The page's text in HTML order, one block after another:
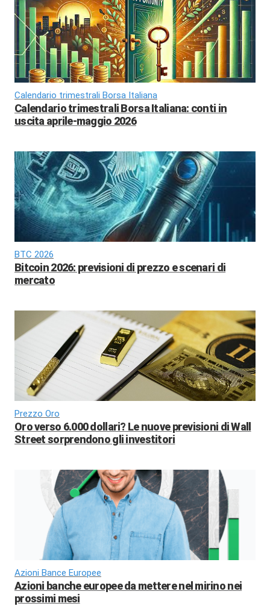
Calendario trimestrali Borsa Italiana
Calendario trimestrali Borsa Italiana: conti in
uscita aprile-maggio 2026
BTC 2026
Bitcoin 2026: previsioni di prezzo e scenari di
mercato
Prezzo Oro
Oro verso 6.000 dollari? Le nuove previsioni di Wall
Street sorprendono gli investitori
Azioni Bance Europee
Azioni banche europee da mettere nel mirino nei
prossimi mesi